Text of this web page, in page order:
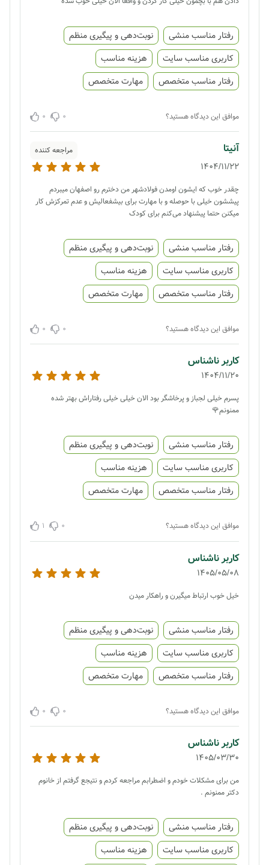
رفتار مناسب منشی
نوبت‌دهی و پیگیری منظم
کاربری مناسب سایت
هزینه مناسب
رفتار مناسب متخصص
مهارت متخصص
موافق این دیدگاه هستید؟ 0
0
آنیتا مراجعه کننده
1404/11/22
چقدر خوب که ایشون اومدن فولادشهر من دخترم رو اصفهان میبردم
پیششون خیلی با حوصله و با مهارت برای بیشفعالیش و عدم تمرکزش کار
میکنن حتما پیشنهاد می‌کنم برای کودک
رفتار مناسب منشی
نوبت‌دهی و پیگیری منظم
کاربری مناسب سایت
هزینه مناسب
رفتار مناسب متخصص
مهارت متخصص
موافق این دیدگاه هستید؟ 0
0
کاربر ناشناس
1404/11/20
پسرم خیلی لجباز و پرخاشگر بود الان خیلی خیلی رفتاراش بهتر شده
ممنونم🌹
رفتار مناسب منشی
نوبت‌دهی و پیگیری منظم
کاربری مناسب سایت
هزینه مناسب
رفتار مناسب متخصص
مهارت متخصص
موافق این دیدگاه هستید؟ 0
1
کاربر ناشناس
1405/05/08
خیل خوب ارتباط میگیرن و راهکار میدن
رفتار مناسب منشی
نوبت‌دهی و پیگیری منظم
کاربری مناسب سایت
هزینه مناسب
رفتار مناسب متخصص
مهارت متخصص
موافق این دیدگاه هستید؟ 0
0
کاربر ناشناس
1405/03/30
من برای مشکلات خودم‌ و اضطرابم مراجعه کردم و نتیجع گرفتم از خانوم
دکتر ممنونم .
رفتار مناسب منشی
نوبت‌دهی و پیگیری منظم
کاربری مناسب سایت
هزینه مناسب